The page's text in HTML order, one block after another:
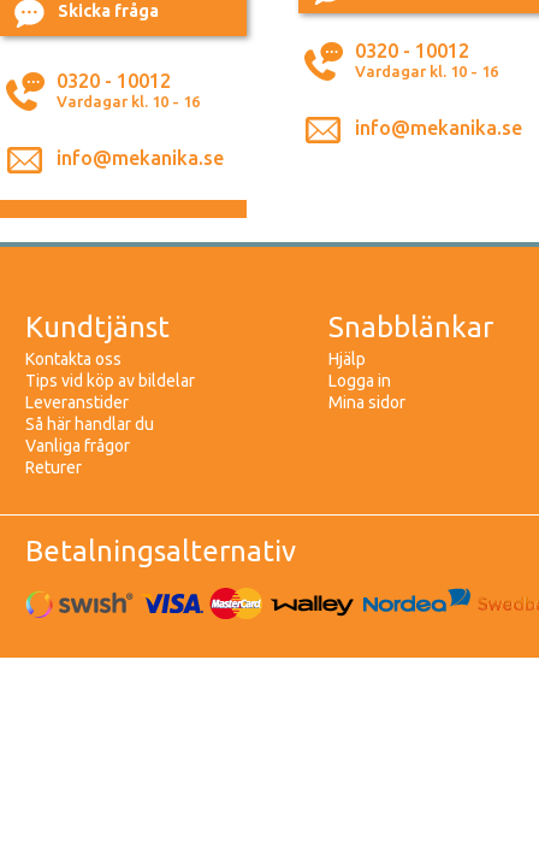
Skicka fråga
0320 - 10012
Vardagar kl. 10 - 16
info@mekanika.se
0320 - 10012
Vardagar kl. 10 - 16
info@mekanika.se
Kundtjänst
Kontakta oss
Tips vid köp av bildelar
Leveranstider
Så här handlar du
Vanliga frågor
Returer
Snabblänkar
Hjälp
Logga in
Mina sidor
Betalningsalternativ